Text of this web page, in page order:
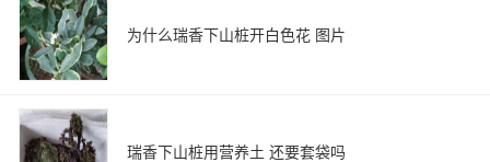
为什么瑞香下山桩开白色花 图片
瑞香下山桩用营养土 还要套袋吗